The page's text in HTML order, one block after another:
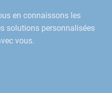
en connaissons les
solutions personnalisées
vous.